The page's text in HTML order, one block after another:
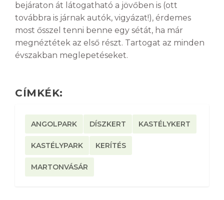
bejáraton át látogatható a jövőben is (ott
továbbra is járnak autók, vigyázat!), érdemes
most ősszel tenni benne egy sétát, ha már
megnéztétek az első részt. Tartogat az minden
évszakban meglepetéseket.
CÍMKÉK:
ANGOLPARK DÍSZKERT KASTÉLYKERT
KASTÉLYPARK KERÍTÉS
MARTONVÁSÁR